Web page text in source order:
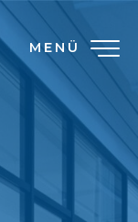
MENÜ